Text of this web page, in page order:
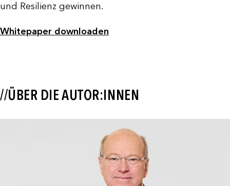
und Resilienz gewinnen.
Whitepaper downloaden
//ÜBER DIE AUTOR:INNEN